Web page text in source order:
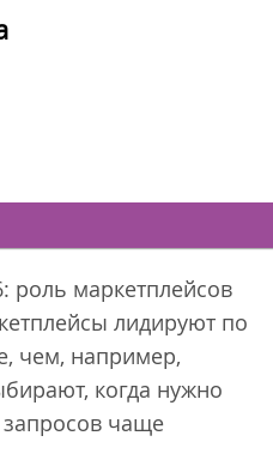
роль маркетплейсов
лидируют по
чем, например,
когда нужно
чаще